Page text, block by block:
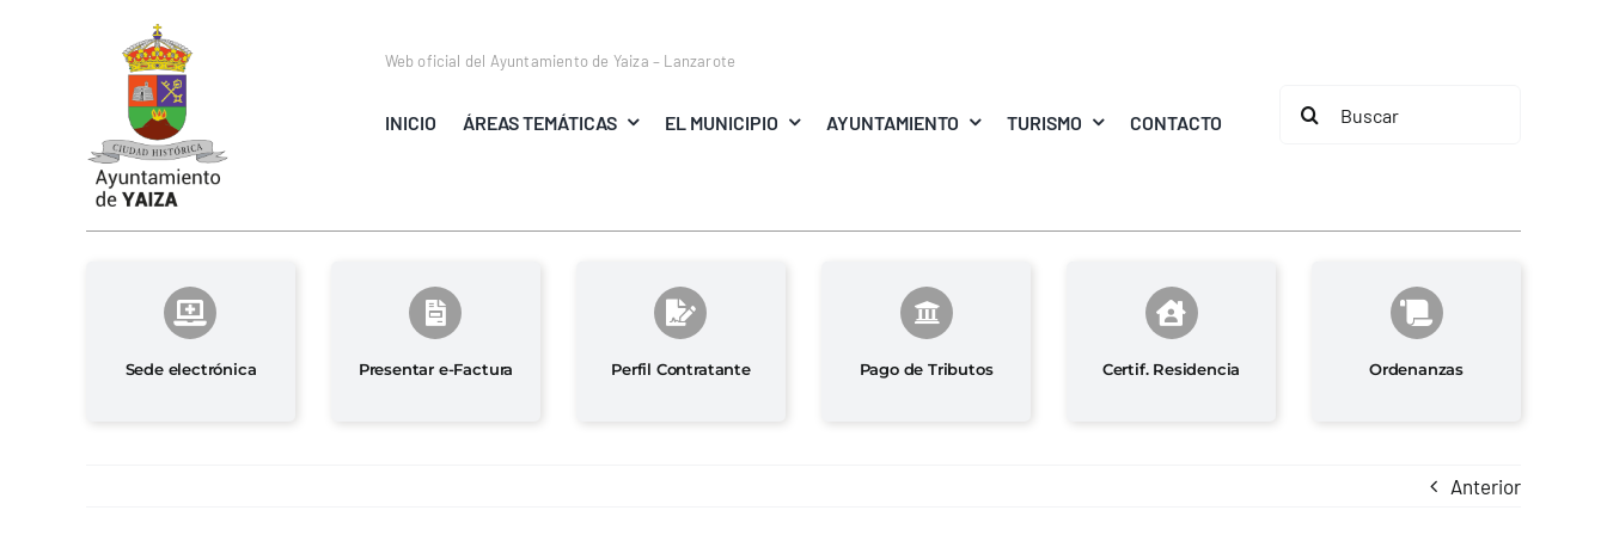
Web oficial del Ayuntamiento de Yaiza – Lanzarote
INICIO ÁREAS TEMÁTICAS EL MUNICIPIO AYUNTAMIENTO TURISMO CONTACTO
Buscar:
Sede electrónica Presentar e-Factura Perfil Contratante Pago de Tributos Certif. Residencia Ordenanzas
Anterior